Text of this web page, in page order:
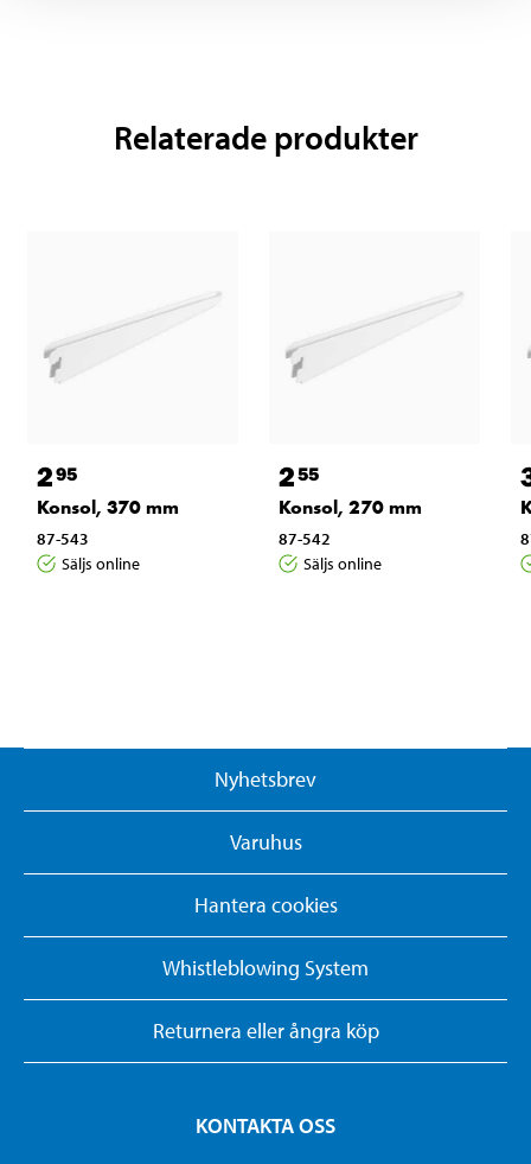
Relaterade produkter
295
Konsol, 370 mm
87-543
Säljs online
255
Konsol, 270 mm
87-542
Säljs online
Nyhetsbrev
Varuhus
Hantera cookies
Whistleblowing System
Returnera eller ångra köp
KONTAKTA OSS